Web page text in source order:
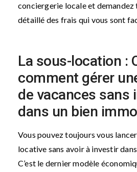
conciergerie locale et
détaillé des frais qui vous sont
La sous-location :
comment gérer
de vacances sans
dans un bien
Vous pouvez toujours vous
locative sans avoir à investir
C’est le dernier modèle